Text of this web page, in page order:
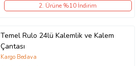
2. Ürüne %10 İndirim
Temel Rulo 24lü Kalemlik ve Kalem
Çantası
Kargo Bedava